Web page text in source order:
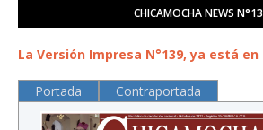
CHICAMOCHA NEWS
La Versión Impresa N°139, ya está
Portada Contraportada